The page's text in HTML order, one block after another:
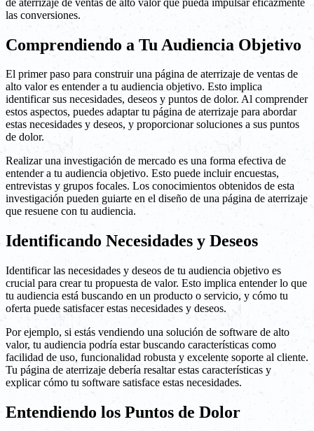
las conversiones.
Comprendiendo a Tu Audiencia Objetivo
El primer paso para construir una página de aterrizaje de ventas de
alto valor es entender a tu audiencia objetivo. Esto implica
identificar sus necesidades, deseos y puntos de dolor. Al comprender
estos aspectos, puedes adaptar tu página de aterrizaje para abordar
estas necesidades y deseos, y proporcionar soluciones a sus puntos
de dolor.
Realizar una investigación de mercado es una forma efectiva de
entender a tu audiencia objetivo. Esto puede incluir encuestas,
entrevistas y grupos focales. Los conocimientos obtenidos de esta
investigación pueden guiarte en el diseño de una página de aterrizaje
que resuene con tu audiencia.
Identificando Necesidades y Deseos
Identificar las necesidades y deseos de tu audiencia objetivo es
crucial para crear tu propuesta de valor. Esto implica entender lo que
tu audiencia está buscando en un producto o servicio, y cómo tu
oferta puede satisfacer estas necesidades y deseos.
Por ejemplo, si estás vendiendo una solución de software de alto
valor, tu audiencia podría estar buscando características como
facilidad de uso, funcionalidad robusta y excelente soporte al cliente.
Tu página de aterrizaje debería resaltar estas características y
explicar cómo tu software satisface estas necesidades.
Entendiendo los Puntos de Dolor